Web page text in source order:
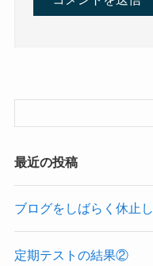
最近の投稿
ブログをしばらく休止
定期テストの結果②